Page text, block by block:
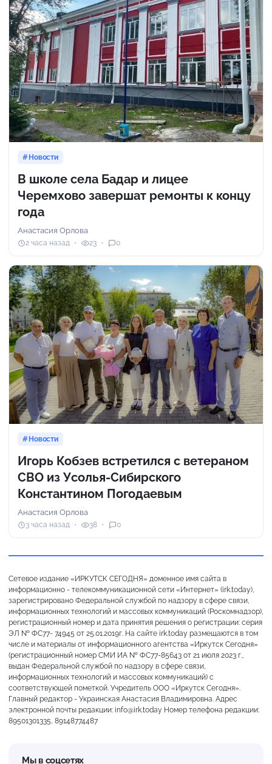
Новости
В школе села Бадар и лицее
Черемхово завершат ремонты к концу
года
Анастасия Орлова
2 часа назад 23 0
Новости
Игорь Кобзев встретился с ветераном
СВО из Усолья-Сибирского
Константином Погодаевым
Анастасия Орлова
3 часа назад 38 0
Сетевое издание «ИРКУТСК СЕГОДНЯ» доменное имя сайта в
информационно - телекоммуникационной сети «Интернет» (irk.today),
зарегистрировано Федеральной службой по надзору в сфере связи,
информационных технологий и массовых коммуникаций (Роскомнадзор),
регистрационный номер и дата принятия решения о регистрации: серия
ЭЛ № ФС77- 74945 от 25.01.2019г. На сайте irk.today размещаются в том
числе и материалы от информационного агентства «Иркутск Сегодня»
(регистрационный номер СМИ ИА № ФС77-85643 от 21 июля 2023 г.,
выдан Федеральной службой по надзору в сфере связи,
информационных технологий и массовых коммуникаций) с
соответствующей пометкой. Учредитель ООО «Иркутск Сегодня».
Главный редактор - Украинская Анастасия Владимировна. Адрес
электронной почты редакции: info@irk.today Номер телефона редакции:
89501301335, 89148774487
Мы в соцсетях